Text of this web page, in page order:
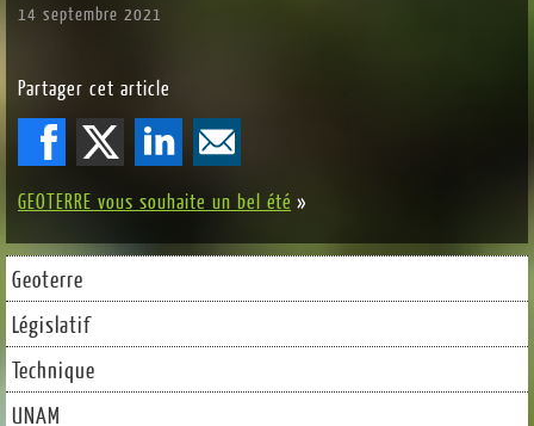
14 septembre 2021
Partager cet article
GEOTERRE vous souhaite un bel été »
Geoterre
Législatif
Technique
UNAM